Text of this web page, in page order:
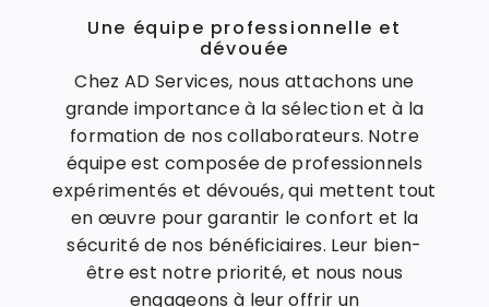
Une équipe professionnelle et
dévouée
Chez AD Services, nous attachons une
grande importance à la sélection et à la
formation de nos collaborateurs. Notre
équipe est composée de professionnels
expérimentés et dévoués, qui mettent tout
en œuvre pour garantir le confort et la
sécurité de nos bénéficiaires. Leur bien-
être est notre priorité, et nous nous
engageons à leur offrir un